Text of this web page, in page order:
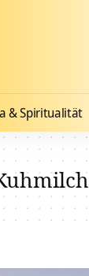
& Spiritualität